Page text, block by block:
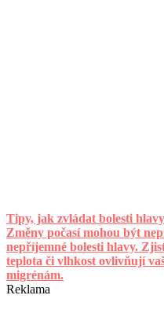
Tipy, jak zvládat bolesti
Změny počasí mohou být
nepříjemné bolesti hlavy.
teplota či vlhkost ovlivňují
migrénám.
Reklama